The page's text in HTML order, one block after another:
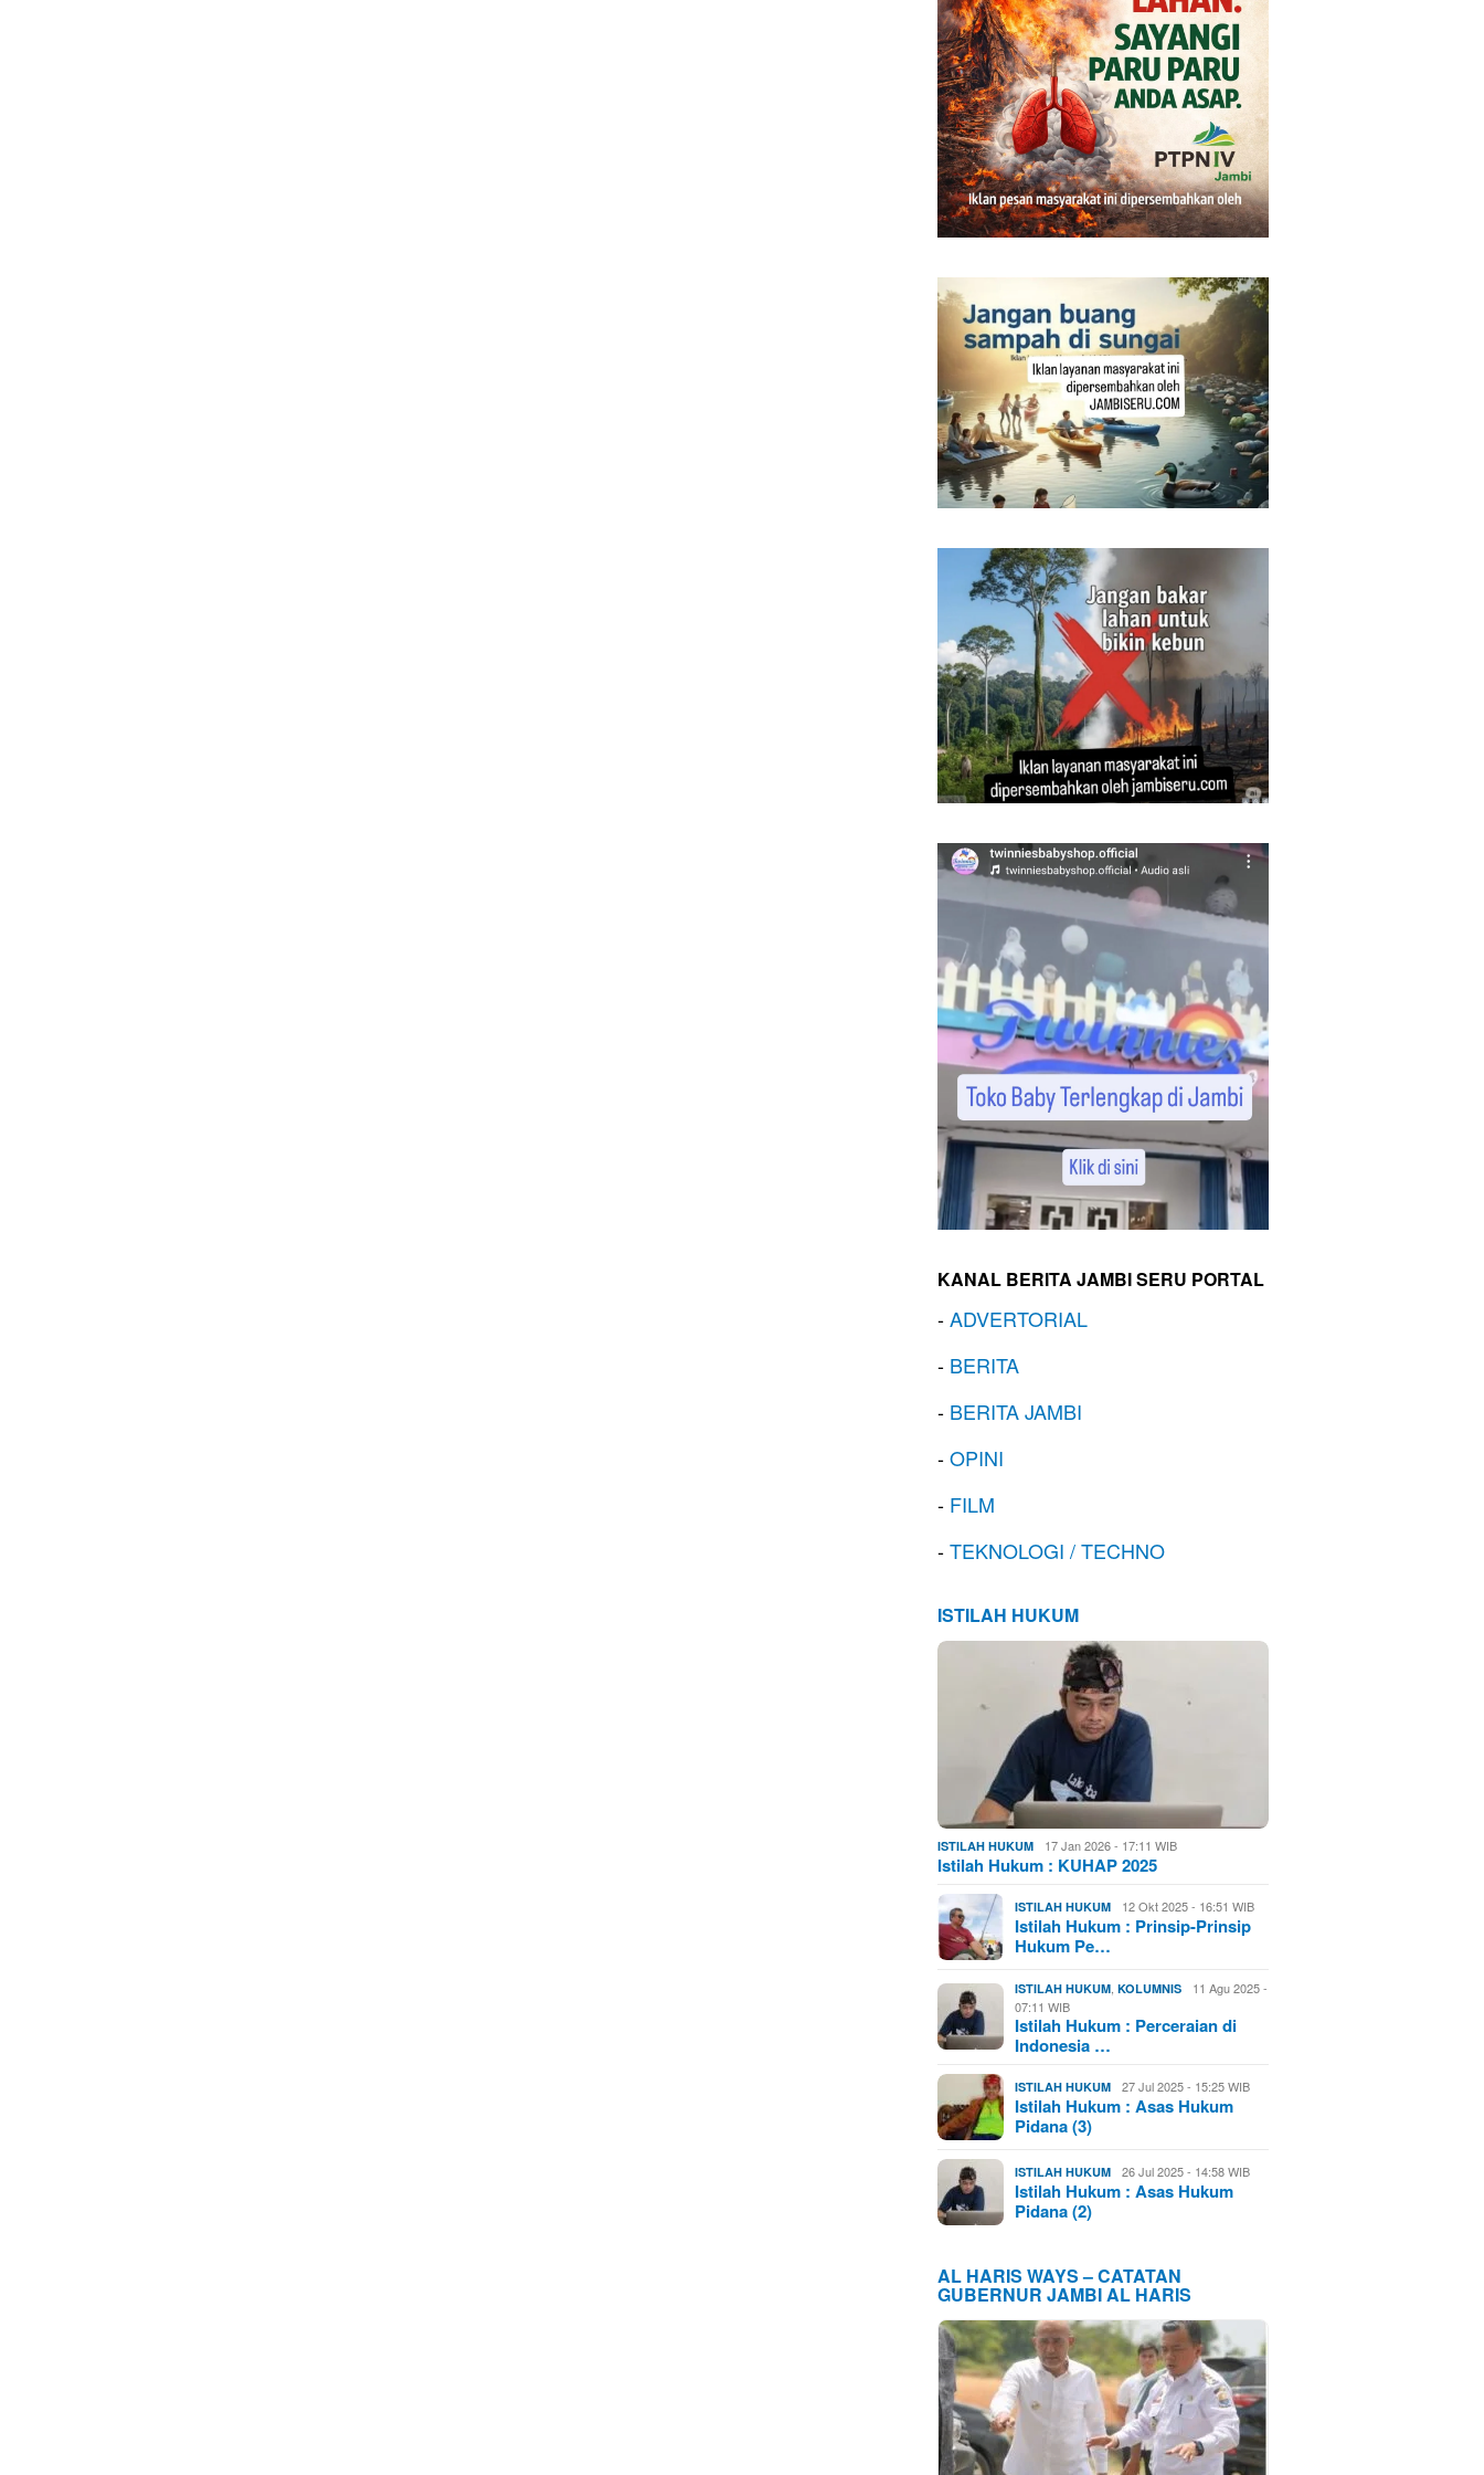
KANAL BERITA JAMBI SERU PORTAL
-ADVERTORIAL
- BERITA
- BERITA JAMBI
-OPINI
- FILM
-TEKNOLOGI / TECHNO
ISTILAH HUKUM
ISTILAH HUKUM 17 Jan 2026 - 17:11 WIB
Istilah Hukum : KUHAP 2025
ISTILAH HUKUM 12 Okt 2025 - 16:51 WIB
Istilah Hukum : Prinsip-Prinsip
Hukum Pe…
ISTILAH HUKUM ,KOLUMNIS
11 Agu 2025 -
07:11 WIB
Istilah Hukum : Perceraian di
Indonesia …
ISTILAH HUKUM 27 Jul 2025 - 15:25 WIB
Istilah Hukum : Asas Hukum
Pidana (3)
ISTILAH HUKUM 26 Jul 2025 - 14:58 WIB
Istilah Hukum : Asas Hukum
Pidana (2)
AL HARIS WAYS – CATATAN
GUBERNUR JAMBI AL HARIS